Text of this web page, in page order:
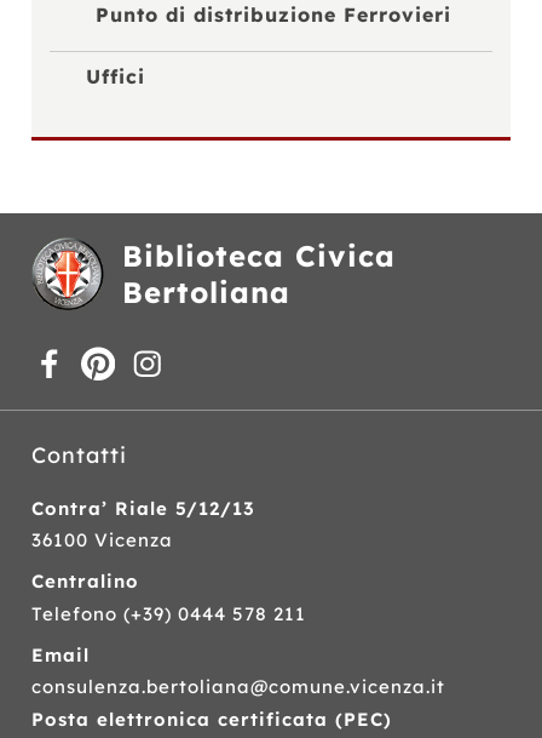
Punto di distribuzione Ferrovieri
Uffici
Biblioteca Civica
Bertoliana
Contatti
Contra’ Riale 5/12/13
36100 Vicenza
Centralino
Telefono(+39) 0444 578 211
Email
consulenza.bertoliana@comune.vicenza.it
Posta elettronica certificata (PEC)